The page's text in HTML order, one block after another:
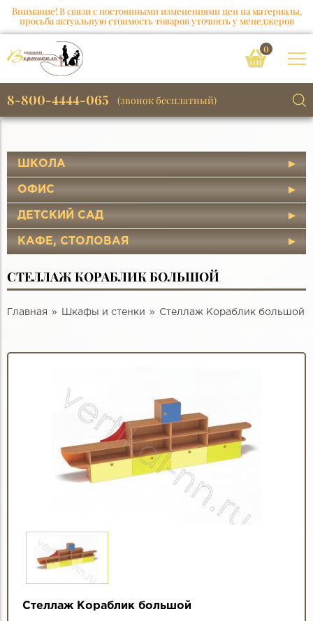
Внимание! В связи с постоянными изменениями цен на материалы,
просьба актуальную стоимость товаров уточнять у менеджеров
0
8-800-4444-065 (звонок бесплатный)
ШКОЛА
ОФИС
ДЕТСКИЙ САД
КАФЕ, СТОЛОВАЯ
СТЕЛЛАЖ КОРАБЛИК БОЛЬШОЙ
Главная Шкафы и стенки Стеллаж Кораблик большой
Стеллаж Кораблик большой